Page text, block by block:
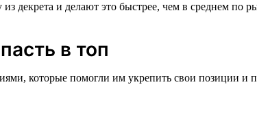
декрета и делают это быстрее, чем в среднем по
в топ
которые помогли им укрепить свои позиции и